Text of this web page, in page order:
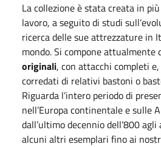
La collezione è stata creata in
lavoro, a seguito di studi
ricerca delle sue attrezzature in
mondo. Si compone attualmente
originali, con attacchi completi
corredati di relativi bastoni o
Riguarda l’intero periodo di
nell’Europa continentale e sulle
dall’ultimo decennio dell’800 agli
alcuni altri esemplari fino ai